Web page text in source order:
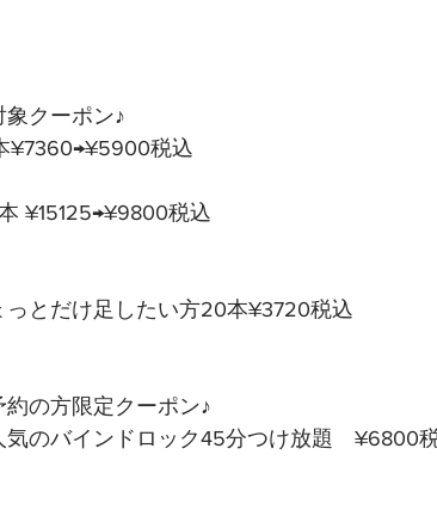
象クーポン♪
¥7360→¥5900税込
¥15125→¥9800税込
とだけ足したい方20本¥3720税込
約の方限定クーポン♪
のバインドロック45分つけ放題　¥6800